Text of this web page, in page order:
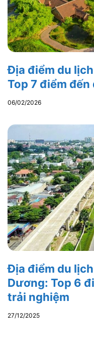
Địa điểm du
Top 7 điểm
06/02/2026
Địa điểm du
Dương: Top 6
trải nghiệm
27/12/2025